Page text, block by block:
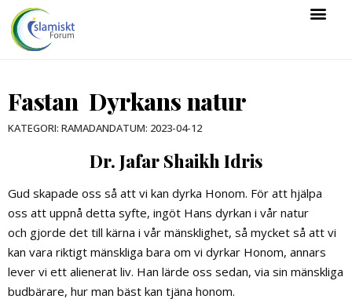
Fastan  Dyrkans natur
KATEGORI: RAMADANDATUM: 2023-04-12
Dr. Jafar Shaikh Idris
Gud skapade oss så att vi kan dyrka Honom. För att hjälpa
oss att uppnå detta syfte, ingöt Hans dyrkan i vår natur
och gjorde det till kärna i vår mänsklighet, så mycket så att vi
kan vara riktigt mänskliga bara om vi dyrkar Honom, annars
lever vi ett alienerat liv. Han lärde oss sedan, via sin mänskliga
budbärare, hur man bäst kan tjäna honom.